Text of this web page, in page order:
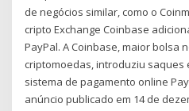
de negócios similar, como o
cripto Exchange Coinbase
PayPal. A Coinbase, maior bolsa
criptomoedas, introduziu saques
sistema de pagamento online
anúncio publicado em 14 de